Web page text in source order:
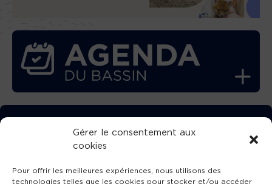
Gérer le consentement aux
cookies
Pour offrir les meilleures expériences, nous utilisons des
technologies telles que les cookies pour stocker et/ou accéder
TÉLÉCHARGEZ GRATUITEMENT
L’APPLICATION TVBA !